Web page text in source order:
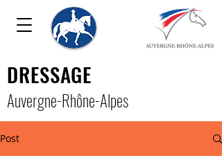
DRESSAGE
Auvergne-Rhône-Alpes
Post